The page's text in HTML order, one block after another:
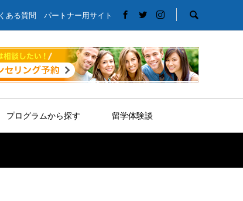
ある質問 パートナー用サイト
プログラムから探す 留学体験談